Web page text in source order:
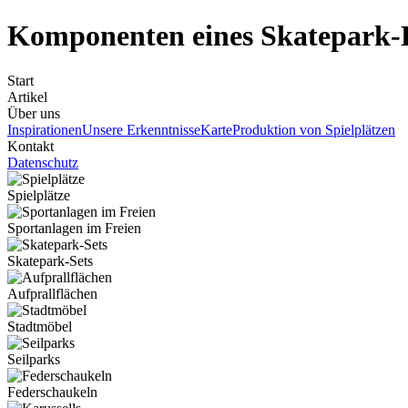
Komponenten eines
Start
Artikel
Über uns
InspirationenUnsere ErkenntnisseKarteProduktion von Spielplätzen
Kontakt
Datenschutz
Spielplätze
Sportanlagen im Freien
Skatepark-Sets
Aufprallflächen
Stadtmöbel
Seilparks
Federschaukeln